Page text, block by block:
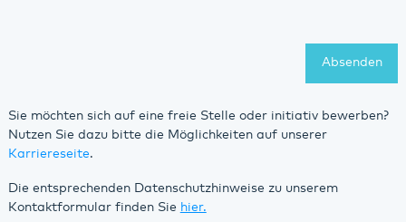
Absenden
Sie möchten sich auf eine freie Stelle oder initiativ bewerben?
Nutzen Sie dazu bitte die Möglichkeiten auf unserer
Karriereseite.
Die entsprechenden Datenschutzhinweise zu unserem
Kontaktformular finden Sie hier.